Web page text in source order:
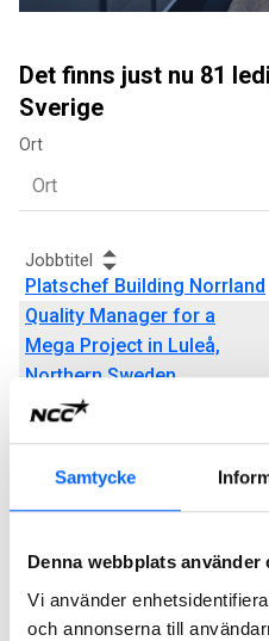
Samtycke
Denna webbplats använder
Vi använder
och annonserna till
Det finns just nu 81
Sverige
Ort
Jobbtitel
Platschef Building Norrland
Quality Manager for a
Mega Project in Luleå,
Northern Sweden
Bolagsjurist - Green
Bergarbetare
Projektchef med hela
Product Developer Stone